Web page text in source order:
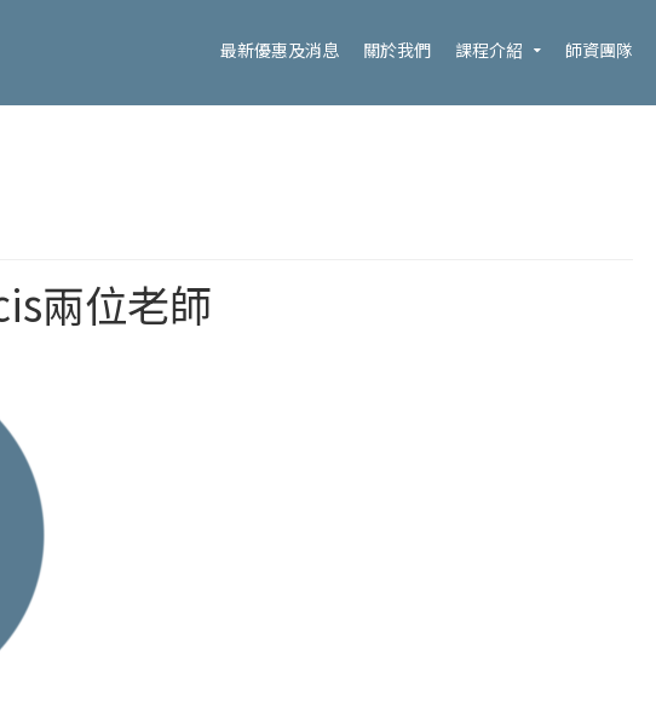
最新優惠及消息 關於我們 課程介紹 師資團隊
兩位老師